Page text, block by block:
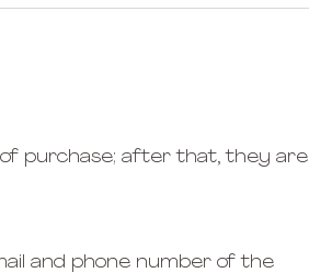
of purchase; after that, they are
and phone number of the